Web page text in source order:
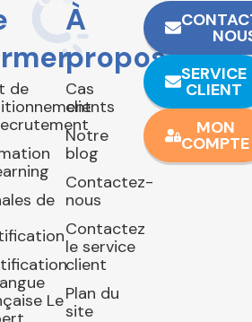
de
de
Le
À
propos
Cas
clients
Notre
blog
Contactez-
nous
Contactez
le service
client
Plan du
site
SERVICE
CLIENT
MON
COMPTE